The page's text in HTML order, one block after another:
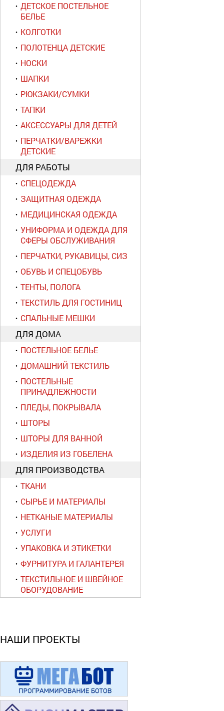
ДЕТСКОЕ ПОСТЕЛЬНОЕ
БЕЛЬЕ
КОЛГОТКИ
ПОЛОТЕНЦА ДЕТСКИЕ
НОСКИ
ШАПКИ
РЮКЗАКИ/СУМКИ
ТАПКИ
АКСЕССУАРЫ ДЛЯ ДЕТЕЙ
ПЕРЧАТКИ/ВАРЕЖКИ
ДЕТСКИЕ
ДЛЯ РАБОТЫ
СПЕЦОДЕЖДА
ЗАЩИТНАЯ ОДЕЖДА
МЕДИЦИНСКАЯ ОДЕЖДА
УНИФОРМА И ОДЕЖДА ДЛЯ
СФЕРЫ ОБСЛУЖИВАНИЯ
ПЕРЧАТКИ, РУКАВИЦЫ, СИЗ
ОБУВЬ И СПЕЦОБУВЬ
ТЕНТЫ, ПОЛОГА
ТЕКСТИЛЬ ДЛЯ ГОСТИНИЦ
СПАЛЬНЫЕ МЕШКИ
ДЛЯ ДОМА
ПОСТЕЛЬНОЕ БЕЛЬЕ
ДОМАШНИЙ ТЕКСТИЛЬ
ПОСТЕЛЬНЫЕ
ПРИНАДЛЕЖНОСТИ
ПЛЕДЫ, ПОКРЫВАЛА
ШТОРЫ
ШТОРЫ ДЛЯ ВАННОЙ
ИЗДЕЛИЯ ИЗ ГОБЕЛЕНА
ДЛЯ ПРОИЗВОДСТВА
ТКАНИ
СЫРЬЕ И МАТЕРИАЛЫ
НЕТКАНЫЕ МАТЕРИАЛЫ
УСЛУГИ
УПАКОВКА И ЭТИКЕТКИ
ФУРНИТУРА И ГАЛАНТЕРЕЯ
ТЕКСТИЛЬНОЕ И ШВЕЙНОЕ
ОБОРУДОВАНИЕ
НАШИ ПРОЕКТЫ